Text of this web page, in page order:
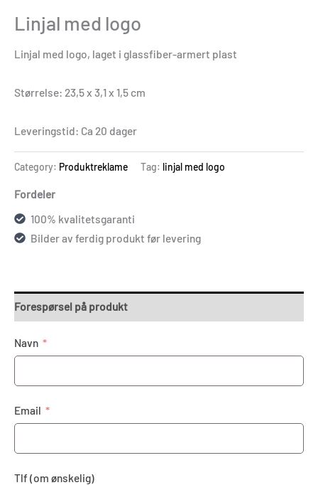
Linjal med logo
Linjal med logo, laget i glassfiber-armert plast
Størrelse: 23,5 x 3,1 x 1,5 cm
Leveringstid: Ca 20 dager
Category: Produktreklame Tag: linjal med logo
Fordeler
100% kvalitetsgaranti
Bilder av ferdig produkt før levering
Forespørsel på produkt
Navn
Email
Tlf (om ønskelig)